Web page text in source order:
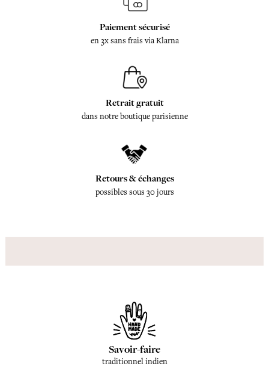
Paiement sécurisé
en 3x sans frais via Klarna
Retrait gratuit
dans notre boutique parisienne
Retours & échanges
possibles sous 30 jours
Savoir-faire
traditionnel indien